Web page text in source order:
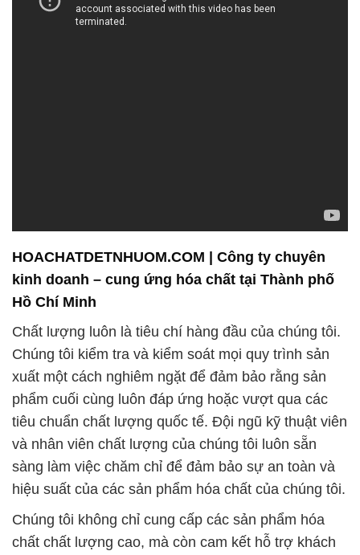
HOACHATDETNHUOM.COM | Công ty chuyên
kinh doanh – cung ứng hóa chất tại Thành phố
Hồ Chí Minh
Chất lượng luôn là tiêu chí hàng đầu của chúng tôi.
Chúng tôi kiểm tra và kiểm soát mọi quy trình sản
xuất một cách nghiêm ngặt để đảm bảo rằng sản
phẩm cuối cùng luôn đáp ứng hoặc vượt qua các
tiêu chuẩn chất lượng quốc tế. Đội ngũ kỹ thuật viên
và nhân viên chất lượng của chúng tôi luôn sẵn
sàng làm việc chăm chỉ để đảm bảo sự an toàn và
hiệu suất của các sản phẩm hóa chất của chúng tôi.
Chúng tôi không chỉ cung cấp các sản phẩm hóa
chất chất lượng cao, mà còn cam kết hỗ trợ khách